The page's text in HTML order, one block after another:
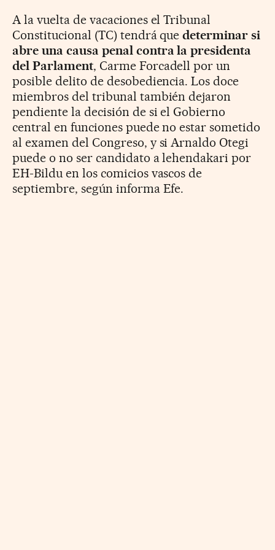
A la vuelta de vacaciones el Tribunal
Constitucional (TC) tendrá quedeterminar si
abre una causa penal contra la presidenta
del Parlament, Carme Forcadell por un
posible delito de desobediencia. Los doce
miembros del tribunal también dejaron
pendiente la decisión de si el Gobierno
central en funciones puede no estar sometido
al examen del Congreso, y si Arnaldo Otegi
puede o no ser candidato a lehendakari por
EH-Bildu en los comicios vascos de
septiembre, según informa Efe.